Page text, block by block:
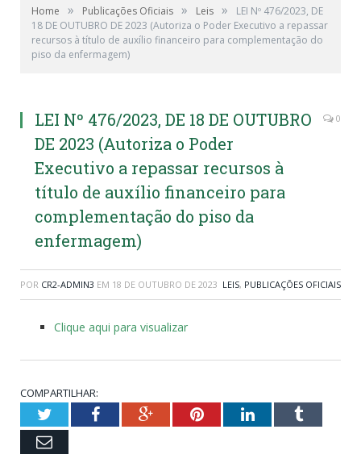
Home » Publicações Oficiais » Leis »
LEI Nº 476/2023, DE
18 DE OUTUBRO DE 2023 (Autoriza o Poder Executivo a repassar
recursos à título de auxílio financeiro para complementação do
piso da enfermagem)
LEI Nº 476/2023, DE 18 DE OUTUBRO
DE 2023 (Autoriza o Poder
Executivo a repassar recursos à
título de auxílio financeiro para
complementação do piso da
enfermagem)
0
POR CR2-ADMIN3 EM 18 DE OUTUBRO DE 2023 LEIS, PUBLICAÇÕES OFICIAIS
Clique aqui para visualizar
COMPARTILHAR:
TwitterFacebookGoogle+PinterestLinkedInTumblr
Email